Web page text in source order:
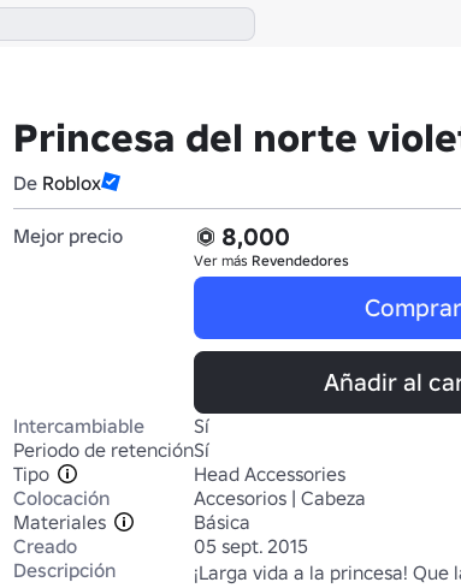
Princesa del norte
De Roblox
Mejor precio 8,000
Ver más Revendedores
Comprar
Añadir al
Intercambiable
Sí
Periodo de retenciónSí
Tipo
Head Accessories
Colocación
Accesorios | Cabeza
Materiales
Básica
Creado
05 sept. 2015
Descripción
¡Larga vida a la princesa! Que